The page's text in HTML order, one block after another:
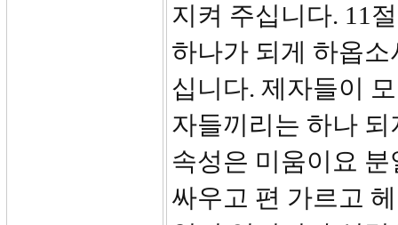
지켜 주십니다. 11
하나가 되게 하옵
십니다. 제자들이
자들끼리는 하나
속성은 미움이요
싸우고 편 가르고